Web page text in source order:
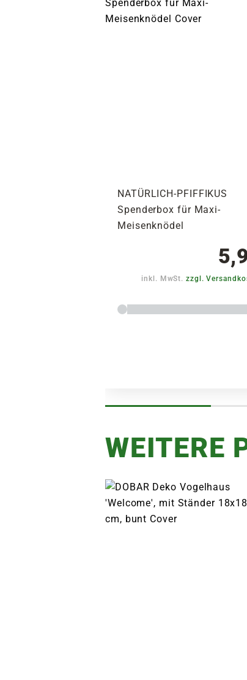
NATÜRLICH-PFIFFIKUS
Spenderbox für Maxi-
Meisenknödel
inkl. MwSt.zzgl.
WEITERE